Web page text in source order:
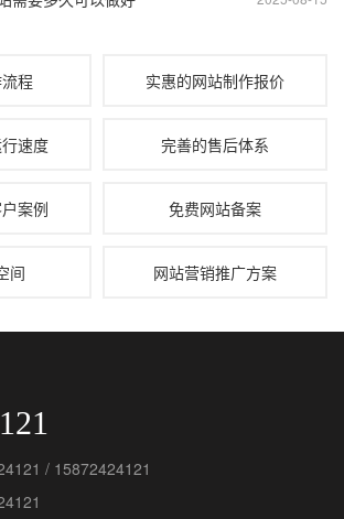
程 实惠的网站制作报价
速度 完善的售后体系
案例 免费网站备案
间 网站营销推广方案
/ 15872424121